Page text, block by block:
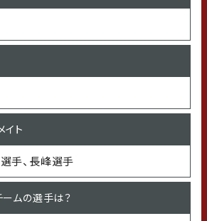
イト
手、長峰選手
ムの選手は？
ブ、映画鑑賞、ゲーム、ショッピング
すすめスポット／新加入：石川県の
行ってみたいところ
ライトアップされた金沢城
もらって嬉しいプレゼント